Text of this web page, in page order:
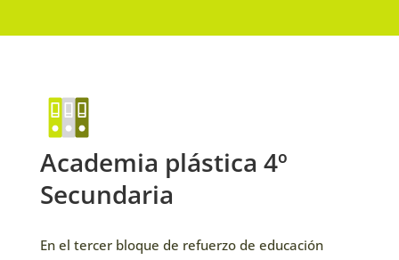
Academia plástica 4º
Secundaria
En el tercer bloque de refuerzo de educación